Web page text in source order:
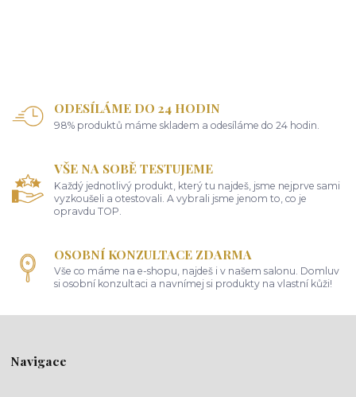
ODESÍLÁME DO 24 HODIN
98% produktů máme skladem a odesíláme do 24 hodin.
VŠE NA SOBĚ TESTUJEME
Každý jednotlivý produkt, který tu najdeš, jsme nejprve sami
vyzkoušeli a otestovali. A vybrali jsme jenom to, co je
opravdu TOP.
OSOBNÍ KONZULTACE ZDARMA
Vše co máme na e-shopu, najdeš i v našem salonu. Domluv
si osobní konzultaci a navnímej si produkty na vlastní kůži!
Navigace